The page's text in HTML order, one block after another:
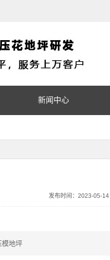
新闻中心
发布时间：2023-05-
模地坪